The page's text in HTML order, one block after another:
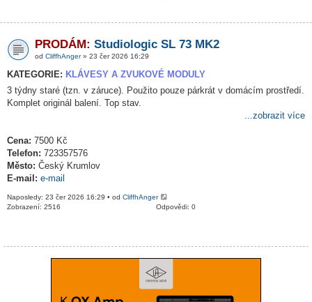
PRODÁM: Studiologic SL 73 MK2
od CliffhAnger» 23 čer 2026 16:29
KATEGORIE: KLÁVESY A ZVUKOVÉ MODULY
3 týdny staré (tzn. v záruce). Použito pouze párkrát v domácím prostředí.
Komplet originál balení. Top stav.
...zobrazit více
Cena: 7500 Kč
Telefon: 723357576
Město: Český Krumlov
E-mail: e-mail
Naposledy: 23 čer 2026 16:29 • od CliffhAnger
Odpovědi: 0
Zobrazení: 2516